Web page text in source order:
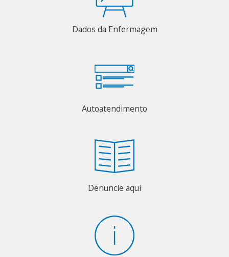
Dados da Enfermagem
Autoatendimento
Denuncie aqui